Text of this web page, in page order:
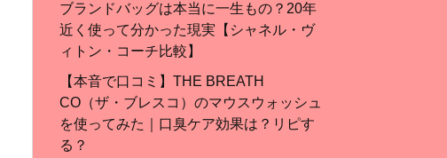
ブランドバッグは本当に一生もの？20年
近く使って分かった現実【シャネル・ヴ
ィトン・コーチ比較】
【本音で口コミ】THE BREATH
CO（ザ・ブレスコ）のマウスウォッシュ
を使ってみた｜口臭ケア効果は？リピす
る？